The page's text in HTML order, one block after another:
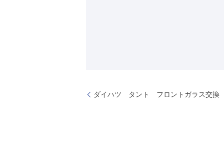
ダイハツ タント フロントガラス交換